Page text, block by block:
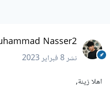
Nasser2
نشر8 فبراير 2023
اهلا زينة,